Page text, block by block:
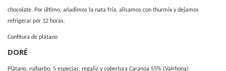
chocolate. Por último, añadimos la nata fría, alisamos con thurmix y dejamos
refrigerar por 12 horas.
Confitura de plátano
DORÉ
Plátano, ruibarbo, 5 especias, regaliz y cobertura Caranoa 55% (Valrhona)